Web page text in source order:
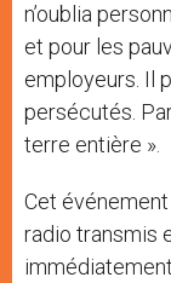
n’oublia
et pour les
employeurs. Il
persécutés.
terre entière ».
Cet
radio transmis